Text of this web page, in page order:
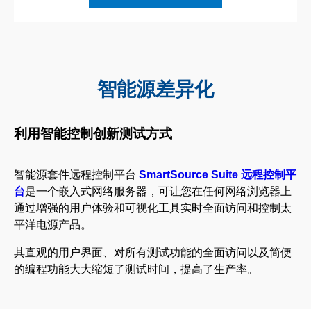
智能源差异化
利用智能控制创新测试方式
智能源套件远程控制平台 SmartSource Suite 远程控制平
台是一个嵌入式网络服务器，可让您在任何网络浏览器上
通过增强的用户体验和可视化工具实时全面访问和控制太
平洋电源产品。
其直观的用户界面、对所有测试功能的全面访问以及简便
的编程功能大大缩短了测试时间，提高了生产率。